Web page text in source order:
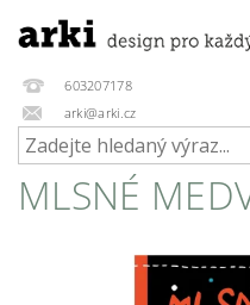
603207178
arki@arki.cz
MLSNÉ